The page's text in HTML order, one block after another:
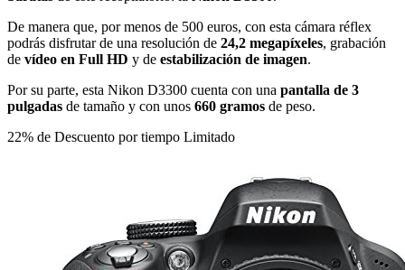
De manera que, por menos de 500 euros, con esta cámara réflex
podrás disfrutar de una resolución de 24,2 megapíxeles, grabación
de vídeo en Full HD y de estabilización de imagen.
Por su parte, esta Nikon D3300 cuenta con una pantalla de 3
pulgadas de tamaño y con unos 660 gramos de peso.
22% de Descuento por tiempo Limitado